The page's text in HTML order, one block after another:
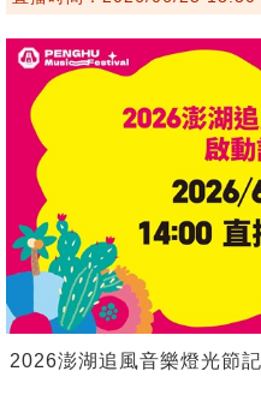
2026澎湖追風音樂燈光節